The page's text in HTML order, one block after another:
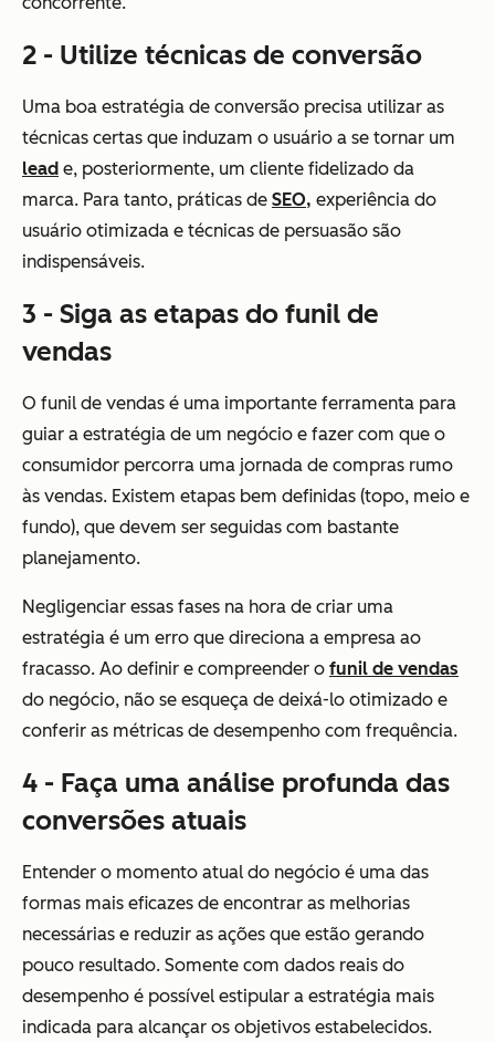
2 - Utilize técnicas de conversão
Uma boa estratégia de conversão precisa utilizar as
técnicas certas que induzam o usuário a se tornar um
lead e, posteriormente, um cliente fidelizado da
marca. Para tanto, práticas de SEO, experiência do
usuário otimizada e técnicas de persuasão são
indispensáveis.
3 - Siga as etapas do funil de
vendas
O funil de vendas é uma importante ferramenta para
guiar a estratégia de um negócio e fazer com que o
consumidor percorra uma jornada de compras rumo
às vendas. Existem etapas bem definidas (topo, meio e
fundo), que devem ser seguidas com bastante
planejamento.
Negligenciar essas fases na hora de criar uma
estratégia é um erro que direciona a empresa ao
fracasso. Ao definir e compreender o funil de vendas
do negócio, não se esqueça de deixá-lo otimizado e
conferir as métricas de desempenho com frequência.
4 - Faça uma análise profunda das
conversões atuais
Entender o momento atual do negócio é uma das
formas mais eficazes de encontrar as melhorias
necessárias e reduzir as ações que estão gerando
pouco resultado. Somente com dados reais do
desempenho é possível estipular a estratégia mais
indicada para alcançar os objetivos estabelecidos.